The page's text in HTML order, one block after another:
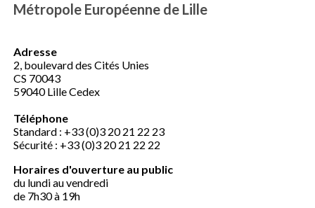
Métropole Européenne de Lille
Adresse
2, boulevard des Cités Unies
CS 70043
59040 Lille Cedex
Téléphone
Standard : +33 (0)3 20 21 22 23
Sécurité : +33 (0)3 20 21 22 22
Horaires d'ouverture au public
du lundi au vendredi
de 7h30 à 19h